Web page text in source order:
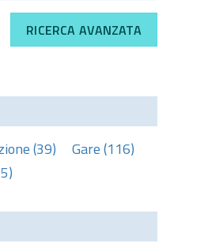
RICERCA AVANZATA
(39)
Gare (116)